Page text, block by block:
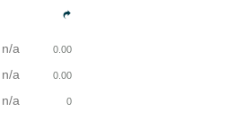
n/a 0.00
n/a 0.00
n/a 0